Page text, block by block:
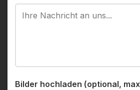
Bilder hochladen (optional,